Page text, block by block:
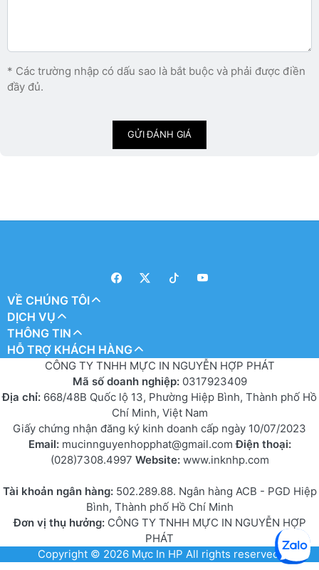
* Các trường nhập có dấu sao là bắt buộc và phải được điền
đầy đủ.
GỬI ĐÁNH GIÁ
VỀ CHÚNG TÔI
DỊCH VỤ
THÔNG TIN
HỖ TRỢ KHÁCH HÀNG
CÔNG TY TNHH MỰC IN NGUYỄN HỢP PHÁT
Mã số doanh nghiệp: 0317923409
Địa chỉ: 668/48B Quốc lộ 13, Phường Hiệp Bình, Thành phố Hồ
Chí Minh, Việt Nam
Giấy chứng nhận đăng ký kinh doanh cấp ngày 10/07/2023
Email: mucinnguyenhopphat@gmail.comĐiện thoại:
(028)7308.4997 Website: www.inknhp.com
Tài khoản ngân hàng: 502.289.88. Ngân hàng ACB - PGD Hiệp
Bình, Thành phố Hồ Chí Minh
Đơn vị thụ hưởng:CÔNG TY TNHH MỰC IN NGUYỄN HỢP
PHÁT
Copyright © 2026 Mực In HP All rights reserved.